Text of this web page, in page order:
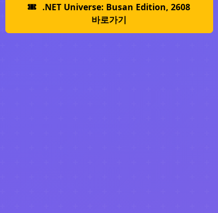
.NET Universe: Busan Edition, 2608
바로가기